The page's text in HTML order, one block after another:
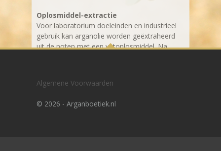
Oplosmiddel-extractie
Voor laboratorium doeleinden en industrieel
gebruik kan arganolie worden geëxtraheerd
uit de noten met een vetoplosmiddel. Na
met de traditionele methode heeft de
smaakeigenschappen. Deze vorm van
Algemene Voorwaarden
© 2026 - Arganboetiek.nl